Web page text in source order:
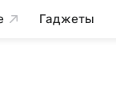
Гаджеты